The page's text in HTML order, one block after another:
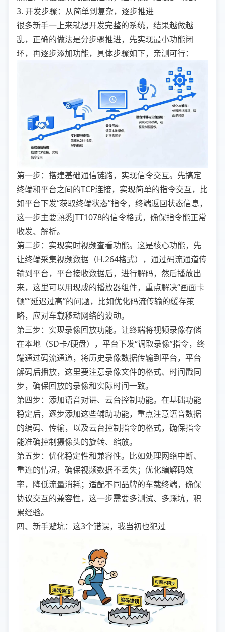
3. 开发步骤：从简单到复杂，逐步推进
很多新手一上来就想开发完整的系统，结果越做越
乱，正确的做法是分步骤推进，先实现最小功能闭
环，再逐步添加功能，具体步骤如下，亲测可行：
第一步：搭建基础通信链路，实现信令交互。先搞定
终端和平台之间的TCP连接，实现简单的指令交互，比
如平台下发“获取终端状态”指令，终端返回状态信息，
这一步主要熟悉JTT1078的信令格式，确保指令能正常
收发、解析。
第二步：实现实时视频查看功能。这是核心功能，先
让终端采集视频数据（H.264格式），通过码流通道传
输到平台，平台接收数据后，进行解码，然后播放出
来，这里可以用现成的播放器组件，重点解决“画面卡
顿”“延迟过高”的问题，比如优化码流传输的缓存策
略，应对车载移动网络的波动。
第三步：实现录像回放功能。让终端将视频录像存储
在本地（SD卡/硬盘），平台下发“调取录像”指令，终
端通过码流通道，将历史录像数据传输到平台，平台
解码后播放，这里要注意录像文件的格式、时间戳同
步，确保回放的录像和实际时间一致。
第四步：添加语音对讲、云台控制功能。在基础功能
稳定后，逐步添加这些辅助功能，重点注意语音数据
的编码、传输，以及云台控制指令的格式，确保指令
能准确控制摄像头的旋转、缩放。
第五步：优化稳定性和兼容性。比如处理网络中断、
重连的情况，确保视频数据不丢失；优化编解码效
率，降低流量消耗；适配不同品牌的车载终端，确保
协议交互的兼容性，这一步需要多测试、多踩坑，积
累经验。
四、新手避坑：这3个错误，我当初也犯过